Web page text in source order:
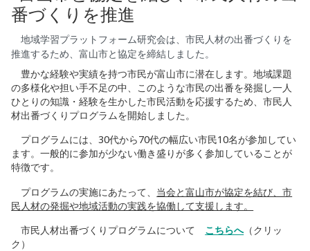
番づくりを推進
地域学習プラットフォーム研究会は、市民人材の出番づくりを
推進するため、富山市と協定を締結しました。
豊かな経験や実績を持つ市民が富山市に潜在します。地域課題
の多様化や担い手不足の中、このような市民の出番を発掘し一人
ひとりの知識・経験を生かした市民活動を応援するため、市民人
材出番づくりプログラムを開始しました。
プログラムには、30代から70代の幅広い市民10名が参加してい
ます。一般的に参加が少ない働き盛りが多く参加していることが
特徴です。
プログラムの実施にあたって、 当会と富山市が協定を結び、市
民人材の発掘や地域活動の実践を協働して支援します。
市民人材出番づくりプログラムについて こちらへ（クリッ
ク）